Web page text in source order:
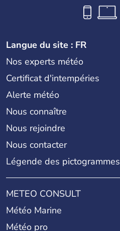
Langue du site : FR
Nos experts météo
Certificat d'intempéries
Alerte météo
Nous connaître
Nous rejoindre
Nous contacter
Légende des pictogrammes
METEO CONSULT
Météo Marine
Météo pro